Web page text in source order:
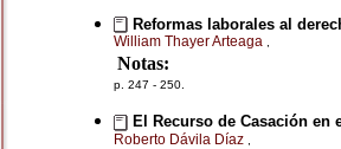
Reformas laborales al
William Thayer Arteaga ,
Notas:
p. 247 - 250.
El Recurso de Casación
Roberto Dávila Díaz